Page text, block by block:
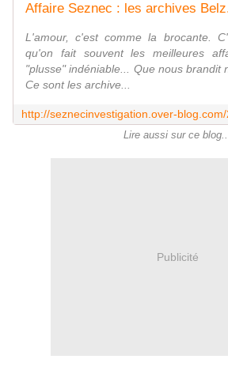
L'amour, c'est comme la brocante.
qu'on fait souvent les meilleures
"plusse" indéniable... Que nous brandit
Ce sont les archive...
Lire aussi sur ce
Publicité